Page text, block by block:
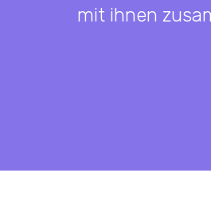
mit ihnen